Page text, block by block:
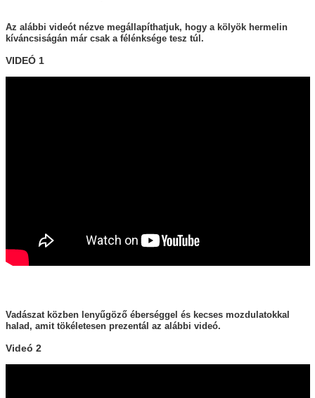
Az alábbi videót nézve megállapíthatjuk, hogy a kölyök hermelin
kíváncsiságán már csak a félénksége tesz túl.
VIDEÓ 1
Vadászat közben lenyűgöző éberséggel és kecses mozdulatokkal
halad, amit tökéletesen prezentál az alábbi videó.
Videó 2